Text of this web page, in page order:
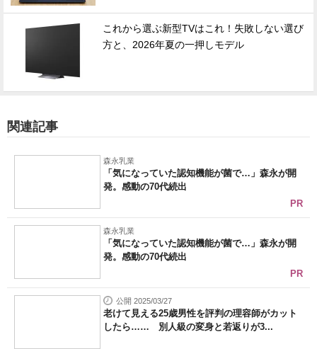
これから選ぶ新型TVはこれ！失敗しない選び
方と、2026年夏の一押しモデル
関連記事
森永乳業
「気になっていた認知機能が菌で…」森永が開
発。感動の70代続出
PR
森永乳業
「気になっていた認知機能が菌で…」森永が開
発。感動の70代続出
PR
公開 2025/03/27
老けて見える25歳男性を評判の理容師がカット
したら…… 別人級の変身と若返りが3...